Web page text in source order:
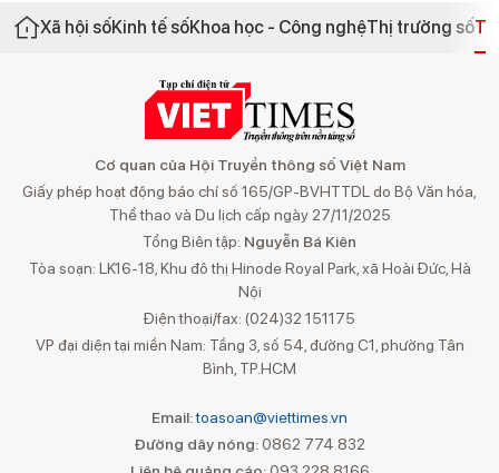
Xã hội sốKinh tế sốKhoa học - Công nghệThị trường số
Cơ quan của Hội Truyền thông số Việt Nam
Giấy phép hoạt động báo chí số 165/GP-BVHTTDL do Bộ Văn hóa,
Thể thao và Du lịch cấp ngày 27/11/2025
Tổng Biên tập: Nguyễn Bá Kiên
Tòa soạn: LK16-18, Khu đô thị Hinode Royal Park, xã Hoài Đức, Hà
Nội
Điện thoại/fax: (024)32 151175
VP đại diện tại miền Nam: Tầng 3, số 54, đường C1, phường Tân
Bình, TP.HCM
Email:toasoan@viettimes.vn
Đường dây nóng: 0862 774 832